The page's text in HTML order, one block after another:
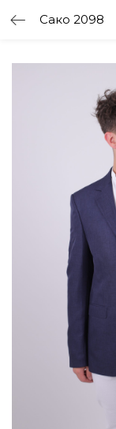
Сако 2098
LOGIN
Enter your
Remember me